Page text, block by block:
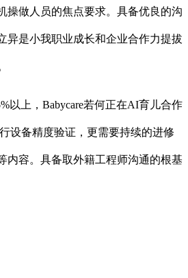
做人员的焦点要求。具备优良的沟
异是小我职业成长和企业合作力提拔
上，Babycare若何正在AI育儿合作
设备精度验证，更需要持续的进修
内容。具备取外籍工程师沟通的根基